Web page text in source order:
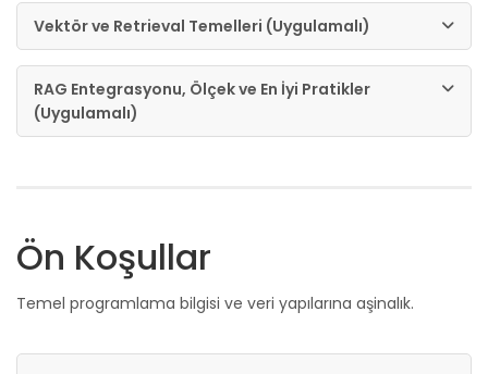
Vektör ve Retrieval Temelleri (Uygulamalı)
RAG Entegrasyonu, Ölçek ve En İyi Pratikler
(Uygulamalı)
Ön Koşullar
Temel programlama bilgisi ve veri yapılarına aşinalık.